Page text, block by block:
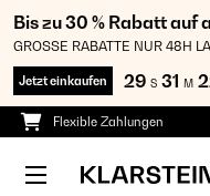
Bis zu 30 % Rabatt
GROSSE RABATTE NUR 48H
Jetzt einkaufen 29 S 31 M
Flexible Zahlungen